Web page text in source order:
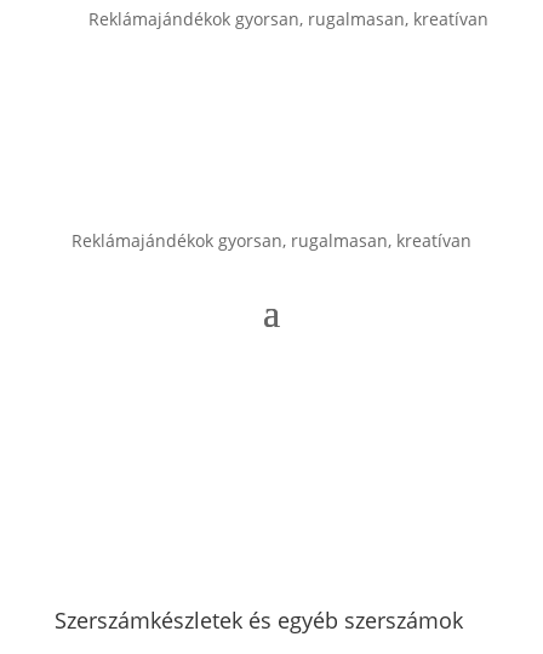
Reklámajándékok gyorsan, rugalmasan, kreatívan
Reklámajándékok gyorsan, rugalmasan, kreatívan
Szerszámkészletek és egyéb szerszámok